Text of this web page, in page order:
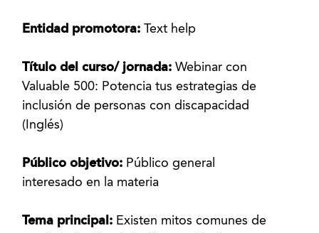
Entidad promotora:Text help
Título del curso/ jornada:Webinar con
Valuable 500: Potencia tus estrategias de
inclusión de personas con discapacidad
(Inglés)
Público objetivo: Público general
interesado en la materia
Tema principal: Existen mitos comunes de